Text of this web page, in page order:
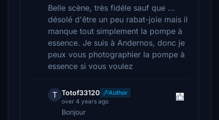
Belle scène, très fidéle sauf que ...
désolé d'être un peu rabat-joie mais il
manque tout simplement la pompe à
essence. Je suis à Andernos, donc je
peux vous photographier la pompe à
essence si vous voulez
T Totof33120
Author
over 4 years ago
Bonjour